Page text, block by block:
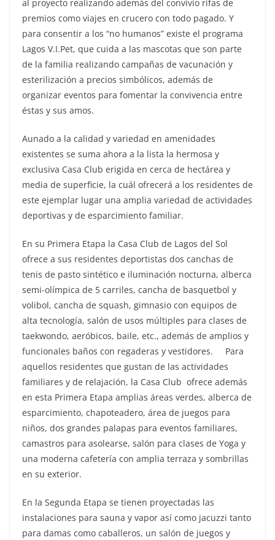
al proyecto realizando además del convivio rifas de
premios como viajes en crucero con todo pagado. Y
para consentir a los “no humanos” existe el programa
Lagos V.I.Pet, que cuida a las mascotas que son parte
de la familia realizando campañas de vacunación y
esterilización a precios simbólicos, además de
organizar eventos para fomentar la convivencia entre
éstas y sus amos.
Aunado a la calidad y variedad en amenidades
existentes se suma ahora a la lista la hermosa y
exclusiva Casa Club erigida en cerca de hectárea y
media de superficie, la cuál ofrecerá a los residentes de
este ejemplar lugar una amplia variedad de actividades
deportivas y de esparcimiento familiar.
En su Primera Etapa la Casa Club de Lagos del Sol
ofrece a sus residentes deportistas dos canchas de
tenis de pasto sintético e iluminación nocturna, alberca
semi-olímpica de 5 carriles, cancha de basquetbol y
volibol, cancha de squash, gimnasio con equipos de
alta tecnología, salón de usos múltiples para clases de
taekwondo, aeróbicos, baile, etc., además de amplios y
funcionales baños con regaderas y vestidores. Para
aquellos residentes que gustan de las actividades
familiares y de relajación, la Casa Club ofrece además
en esta Primera Etapa amplias áreas verdes, alberca de
esparcimiento, chapoteadero, área de juegos para
niños, dos grandes palapas para eventos familiares,
camastros para asolearse, salón para clases de Yoga y
una moderna cafetería con amplia terraza y sombrillas
en su exterior.
En la Segunda Etapa se tienen proyectadas las
instalaciones para sauna y vapor así como jacuzzi tanto
para damas como caballeros, un salón de juegos y